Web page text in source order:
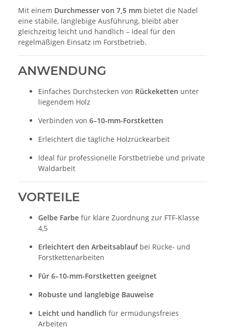
Mit einem Durchmesser von 7,5 mm bietet die Nadel
eine stabile, langlebige Ausführung, bleibt aber
gleichzeitig leicht und handlich – ideal für den
regelmäßigen Einsatz im Forstbetrieb.
ANWENDUNG
Einfaches Durchstecken von Rückeketten unter
liegendem Holz
Verbinden von 6–10-mm-Forstketten
Erleichtert die tägliche Holzrückearbeit
Ideal für professionelle Forstbetriebe und private
Waldarbeit
VORTEILE
Gelbe Farbe für klare Zuordnung zur FTF-Klasse
4,5
Erleichtert den Arbeitsablaufbei Rücke- und
Forstkettenarbeiten
Für 6–10-mm-Forstketten geeignet
Robuste und langlebige Bauweise
Leicht und handlich für ermüdungsfreies
Arbeiten